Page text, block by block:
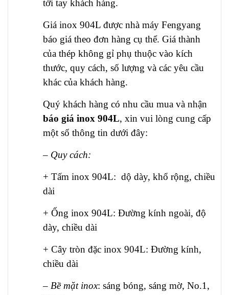
tới tay khách hàng.
Giá inox 904L được nhà máy Fengyang
báo giá theo đơn hàng cụ thể. Giá thành
của thép không gỉ phụ thuộc vào kích
thước, quy cách, số lượng và các yêu cầu
khác của khách hàng.
Quý khách hàng có nhu cầu mua và nhận
báo giá inox 904L, xin vui lòng cung cấp
một số thông tin dưới đây:
– Quy cách:
+ Tấm inox 904L: dộ dày, khổ rộng, chiều
dài
+ Ống inox 904L: Đường kính ngoài, độ
dày, chiều dài
+ Cây tròn đặc inox 904L: Đường kính,
chiều dài
– Bề mặt inox: sáng bóng, sáng mờ, No.1,